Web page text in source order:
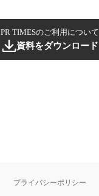
PR TIMESのご利用について
資料をダウンロード
プライバシーポリシー